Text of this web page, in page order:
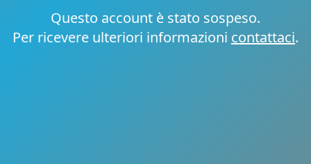
Questo account è stato sospeso.
Per ricevere ulteriori informazioni contattaci.